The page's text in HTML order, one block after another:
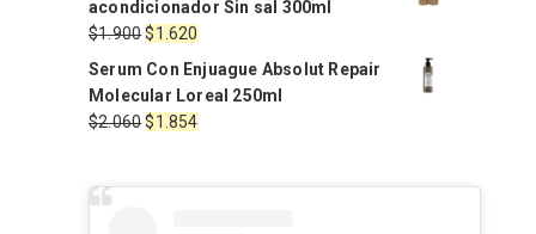
era:
$2.060.
es:
$1.854.
acondicionador Sin sal 300ml
$1.900El
precio
original
era:
$1.900.
$1.620
precio
actual
es:
$1.620.
Serum Con Enjuague Absolut Repair
Molecular Loreal 250ml
$2.060El
$1.854El